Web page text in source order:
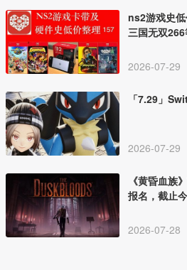
ns2游戏史
三国无双
2026-07-29
「7.29」
2026-07-29
《黄昏血族
报名，截止
2026-07-28